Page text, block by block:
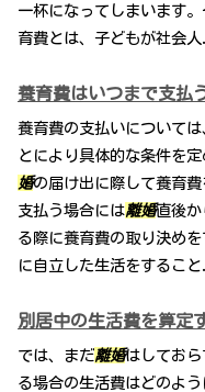
一杯になってしまいます
育費とは、子どもが社会
養育費はいつまで支払
養育費の支払いについては
とにより具体的な条件を
婚の届け出に際して養育
支払う場合には離婚直後
る際に養育費の取り決め
に自立した生活をするこ
別居中の生活費を算定
では、まだ離婚はしてお
る場合の生活費はどのよ